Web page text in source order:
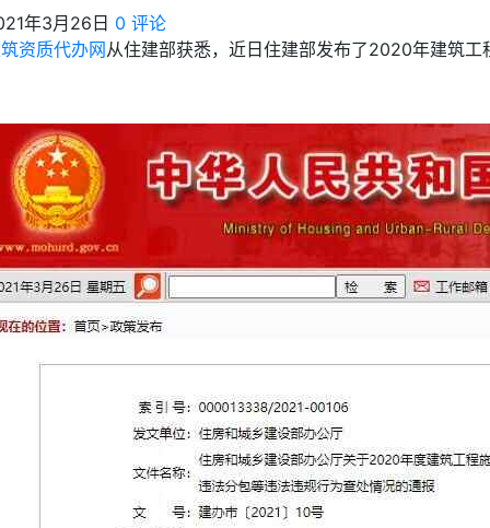
年3月26日 0 评论
资质代办网从住建部获悉，近日住建部发布了2020年建筑